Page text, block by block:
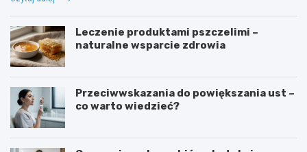
Leczenie produktami pszczelimi –
naturalne wsparcie zdrowia
Przeciwwskazania do powiększania ust –
co warto wiedzieć?